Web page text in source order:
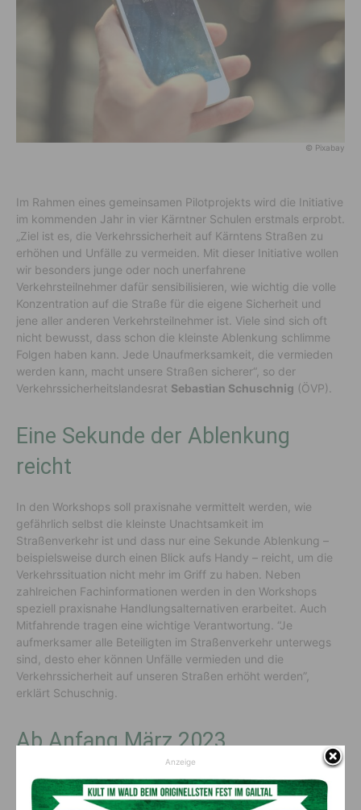
© Pixabay
Im Rahmen eines gemeinsamen Pilotprojekts wird die Initiative
im kommenden Jahr in vier Kärntner Schulen erstmals erprobt.
„Ziel ist es, die Verkehrssicherheit auf Kärntens Straßen zu
erhöhen und Unfälle zu vermeiden. Mit dieser Initiative wollen
wir besonders junge oder noch unerfahrene
Verkehrsteilnehmer dafür sensibilisieren, wie wichtig die volle
Konzentration auf die Straße für die eigene Sicherheit und
jene aller anderen Verkehrsteilnehmer ist. Viele sind sich oft
nicht bewusst, dass schon die kleinste Ablenkung schlimme
Folgen haben kann. Jede Unaufmerksamkeit, die vermieden
werden kann, macht unsere Straßen sicherer“, so der
Verkehrssicherheitslandesrat Sebastian Schuschnig (ÖVP).
Eine Sekunde der Ablenkung
reicht
In den Workshops soll praxisnahe vermittelt werden, wie
gefährlich selbst die kleinste Unachtsamkeit im
Straßenverkehr ist und dass nur eine Sekunde Ablenkung –
beispielsweise durch einen Blick aufs Handy – reicht, um die
Verkehrssituation nicht mehr im Griff zu haben. Neben
zahlreichen Fachinformationen werden in den Workshops
speziell praxisnahe Handlungsalternativen erarbeitet. Auch
Mitfahrende tragen eine wichtige Verantwortung. “Je
aufmerksamer alle Beteiligten im Straßenverkehr unterwegs
sind, desto eher können Unfälle vermieden und die
Verkehrssicherheit auf unseren Straßen erhöht werden”,
erklärt Schuschnig.
Ab Anfang März 2023
Die Workshops werden im Zeitraum ab Anfang März 2023 in
vier Schulen getestet. Es sollen unterschiedliche Schultypen
Anzeige